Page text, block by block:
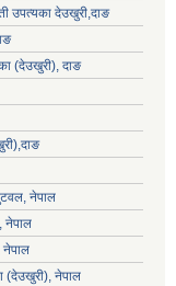
उपत्यका देउखुरी,दाङ
(देउखुरी), दाङ
नेपाल
नेपाल
नेपाल
(देउखुरी), नेपाल